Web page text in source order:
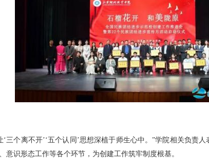
三个离不开’‘五个认同’思想深植于师生心中。”学院相关负
识形态工作等各个环节，为创建工作筑牢制度根基。